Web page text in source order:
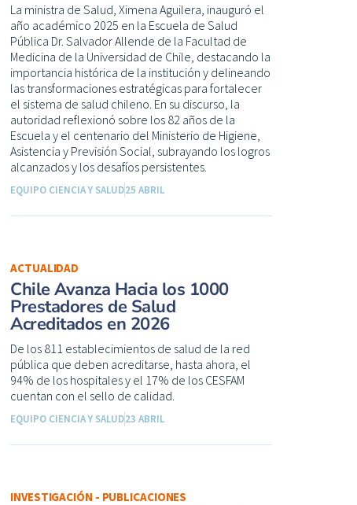
La ministra de Salud, Ximena Aguilera, inauguró el
año académico 2025 en la Escuela de Salud
Pública Dr. Salvador Allende de la Facultad de
Medicina de la Universidad de Chile, destacando la
importancia histórica de la institución y delineando
las transformaciones estratégicas para fortalecer
el sistema de salud chileno. En su discurso, la
autoridad reflexionó sobre los 82 años de la
Escuela y el centenario del Ministerio de Higiene,
Asistencia y Previsión Social, subrayando los logros
alcanzados y los desafíos persistentes.
EQUIPO CIENCIA Y SALUD25 ABRIL
ACTUALIDAD
Chile Avanza Hacia los 1000
Prestadores de Salud
Acreditados en 2026
De los 811 establecimientos de salud de la red
pública que deben acreditarse, hasta ahora, el
94% de los hospitales y el 17% de los CESFAM
cuentan con el sello de calidad.
EQUIPO CIENCIA Y SALUD23 ABRIL
INVESTIGACIÓN - PUBLICACIONES